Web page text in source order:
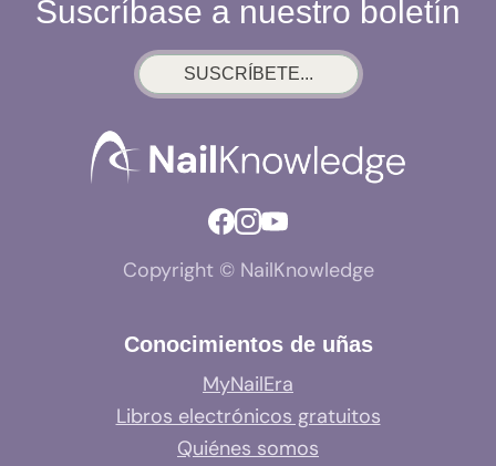
Suscríbase a nuestro boletín
SUSCRÍBETE...
Copyright © NailKnowledge
Conocimientos de uñas
MyNailEra
Libros electrónicos gratuitos
Quiénes somos